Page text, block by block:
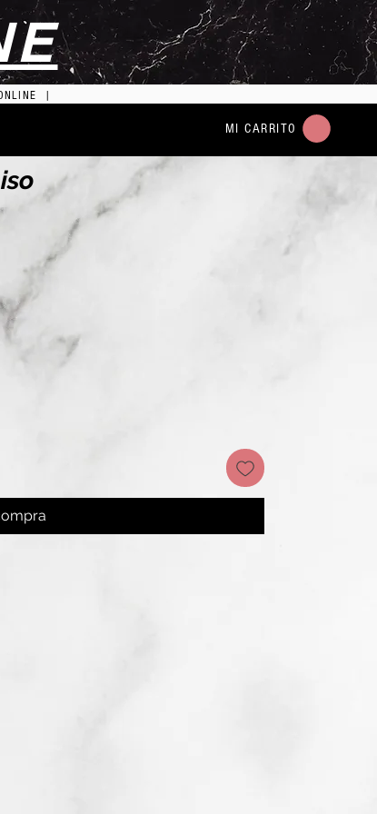
|
MI CARRITO